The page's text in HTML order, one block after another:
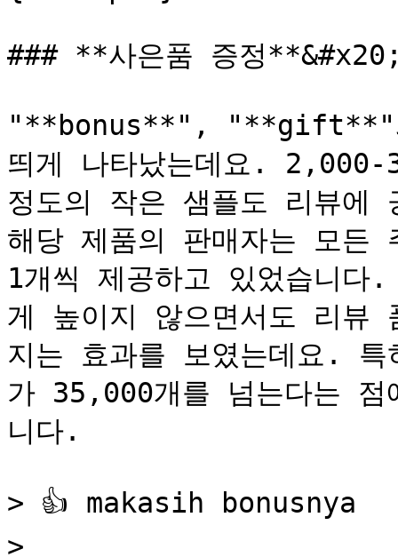
### **사은품 증정
"**bonus**", "**gift**"와
띄게 나타났는데요.
정도의 작은 샘플도 리뷰에
해당 제품의 판매자는 모든
1개씩 제공하고 있었습니
게 높이지 않으면서도 리뷰
지는 효과를 보였는데요.
가 35,000개를 넘는다는
니다.
> 👍 makasih bonusnya
>